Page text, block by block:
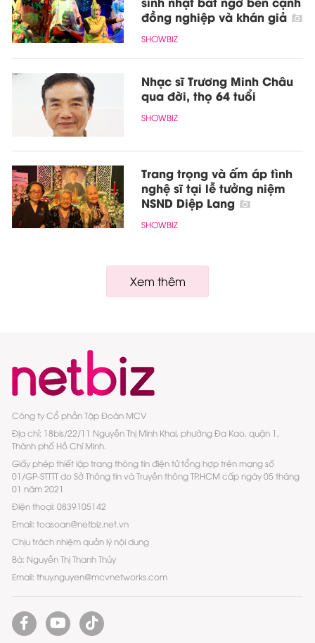
đồng nghiệp và khán giả
SHOWBIZ
Nhạc sĩ Trương Minh Châu
qua đời, thọ 64 tuổi
SHOWBIZ
Trang trọng và ấm áp tình
nghệ sĩ tại lễ tưởng niệm
NSND Diệp Lang
SHOWBIZ
Xem thêm
Công ty Cổ phần Tập Đoàn MCV
Địa chỉ: 18bis/22/11 Nguyễn Thị Minh Khai, phường Đa Kao, quận 1,
Thành phố Hồ Chí Minh.
Giấy phép thiết lập trang thông tin điện tử tổng hợp trên mạng số
01/GP-STTTT do Sở Thông tin và Truyền thông TP.HCM cấp ngày 05 tháng
01 năm 2021
Điện thoại: 0839105142
Email: toasoan@netbiz.net.vn
Chịu trách nhiệm quản lý nội dung
Bà: Nguyễn Thị Thanh Thủy
Email: thuy.nguyen@mcvnetworks.com